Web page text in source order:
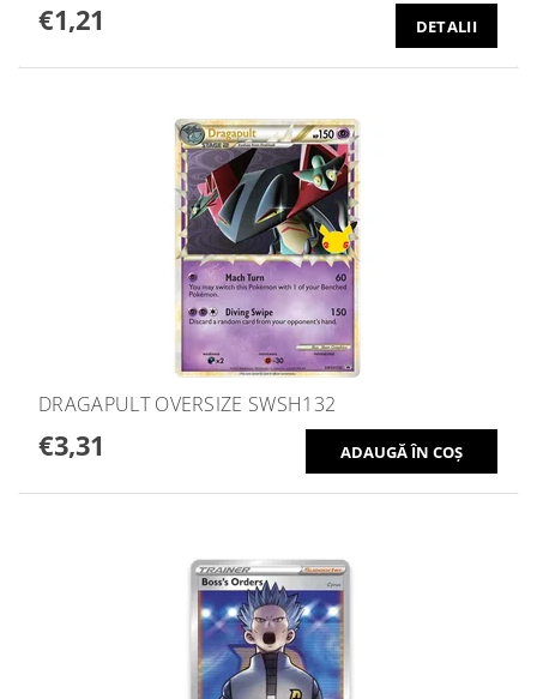
€1,21 DETALII
DRAGAPULT OVERSIZE SWSH132
€3,31